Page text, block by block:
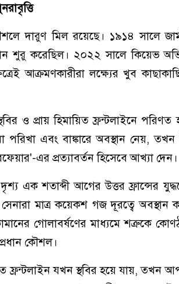
দারুণ মিল রয়েছে। ১৯১৪ সালে
শুরু করেছিল। ২০২২ সালে কিয়েভ
আক্রমণকারীরা লক্ষ্যের খুব
ও প্রায় হিমায়িত ফ্রন্টলাইনে
পরিখা এবং বাঙ্কারে অবস্থান নেয়,
এর প্রত্যাবর্তন হিসেবে আখ্যা দেন।
এক শতাব্দী আগের উত্তর ফ্রান্সের
সেনারা মাত্র কয়েকশ গজ দূরত্বে
গোলাবর্ষণের মাধ্যমে শত্রুকে
কৌশল।
ফ্রন্টলাইন যখন স্থবির হয়ে যায়, তখন